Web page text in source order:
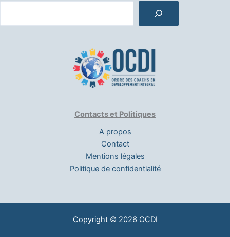
Contacts et Politiques
A propos
Contact
Mentions légales
Politique de confidentialité
Copyright © 2026 OCDI